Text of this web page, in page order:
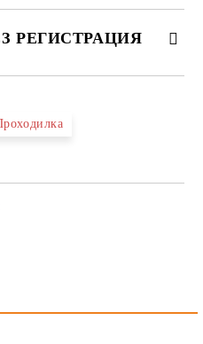
РЕГИСТРАЦИЯ
на работния ден.